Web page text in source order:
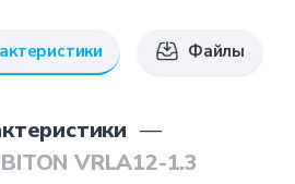
Файлы
—
VRLA12-1.3